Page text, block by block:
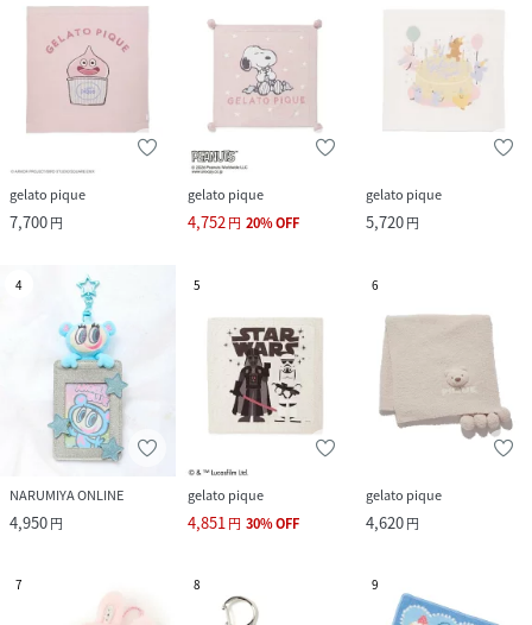
を大切に新生児服としての機能性、トレンドも採り入れたス
タイルを提案します。
”クラシック”=普遍的な安心感
”ノスタルジック”=懐かしさからインスピレートするぬくも
2つのテイストを取り入れ、赤ちゃんの日常的なパリスタイ
ルを表現するブランドです。
原産国
素材 綿100%
サイズ ワンサイズ
品番
1754-69529-27-05 KE5192
gelato pique
7,700円
gelato pique
4,752円 20%OFF
gelato pique
5,720円
4
NARUMIYA ONLINE
4,950円
5
gelato pique
4,851円 30%OFF
6
gelato pique
4,620円
7 8 9